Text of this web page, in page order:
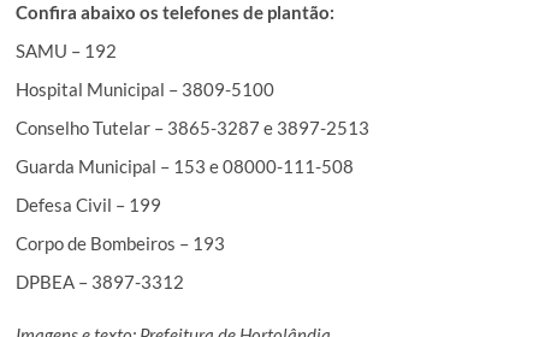
Confira abaixo os telefones de plantão:
SAMU – 192
Hospital Municipal – 3809-5100
Conselho Tutelar – 3865-3287 e 3897-2513
Guarda Municipal – 153 e 08000-111-508
Defesa Civil – 199
Corpo de Bombeiros – 193
DPBEA – 3897-3312